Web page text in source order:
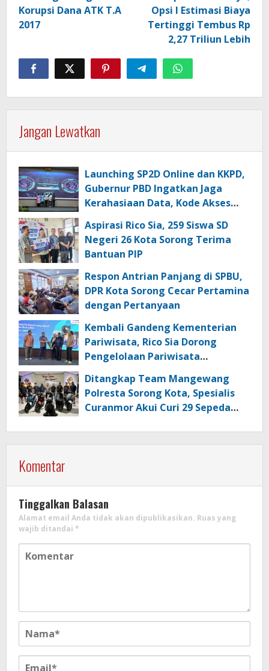
Korupsi Dana ATK T.A
2017
Opsi I Estimasi Biaya
Tertinggi Tembus Rp
2,27 Triliun Lebih
Jangan Lewatkan
Launching SP2D Online dan KKPD,
Gubernur PBD Ingatkan Jaga
Kerahasiaan Data, Kode Akses
Aspirasi Rico Sia, 259 Siswa SD
Negeri 26 Kota Sorong Terima
Bantuan PIP
Respon Antrian Panjang di SPBU,
DPR Kota Sorong Cecar Pertamina
dengan Pertanyaan
Kembali Gandeng Kementerian
Pariwisata, Rico Sia Dorong
Pengelolaan Pariwisata
Ditangkap Team Mangewang
Polresta Sorong Kota, Spesialis
Curanmor Akui Curi 29 Sepeda
Komentar
Tinggalkan Balasan
Alamat email Anda tidak akan dipublikasikan. Ruas yang
wajib ditandai *